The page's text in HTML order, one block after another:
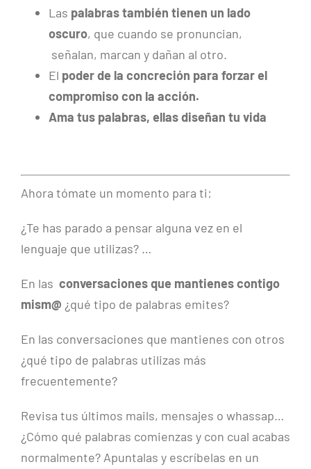
Las palabras también tienen un lado
oscuro, que cuando se pronuncian,
señalan, marcan y dañan al otro.
El poder de la concreción para forzar el
compromiso con la acción.
Ama tus palabras, ellas diseñan tu vida
Ahora tómate un momento para ti:
¿Te has parado a pensar alguna vez en el
lenguaje que utilizas? …
En las conversaciones que mantienes contigo
mism@ ¿qué tipo de palabras emites?
En las conversaciones que mantienes con otros
¿qué tipo de palabras utilizas más
frecuentemente?
Revisa tus últimos mails, mensajes o whassap…
¿Cómo qué palabras comienzas y con cual acabas
normalmente? Apuntalas y escríbelas en un